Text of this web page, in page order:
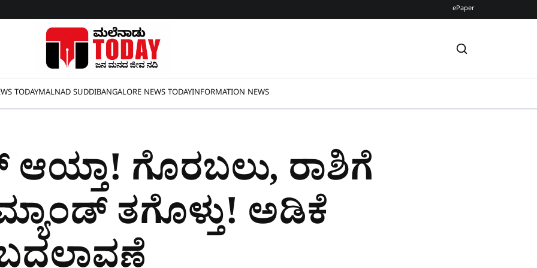
ePaper
TODAYMALNAD SUDDIBANGALORE NEWS TODAYINFORMATION NEWS
ಗೊರಬಲು, ರಾಶಿಗೆ
ತಗೊಳ್ತು! ಅಡಿಕೆ